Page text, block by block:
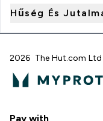
Hűség És
2026 The Hut.com Ltd
Pay with